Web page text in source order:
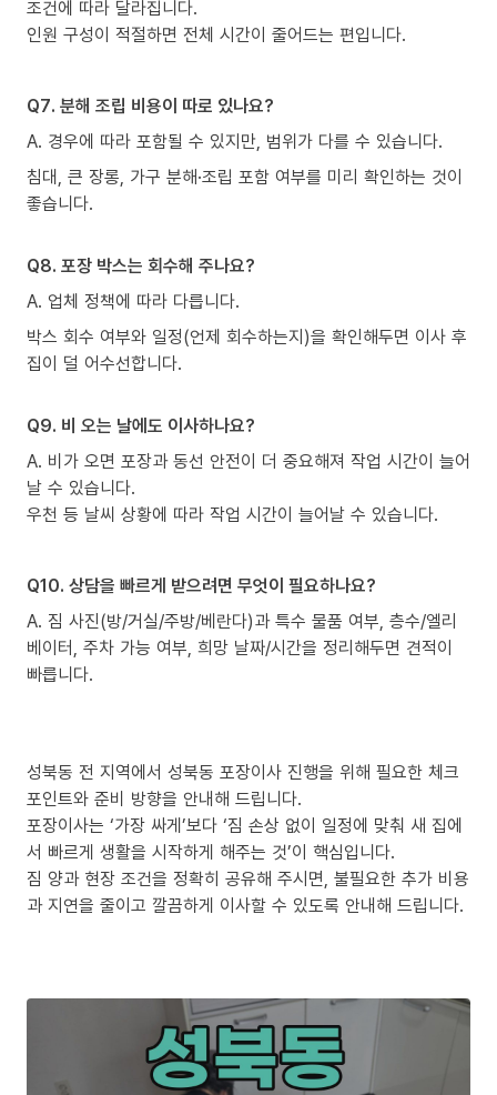
조건에 따라 달라집니다.
인원 구성이 적절하면 전체 시간이 줄어드는 편입니다.
Q7. 분해 조립 비용이 따로 있나요?
A. 경우에 따라 포함될 수 있지만, 범위가 다를 수 있습니다.
침대, 큰 장롱, 가구 분해·조립 포함 여부를 미리 확인하는 것이
좋습니다.
Q8. 포장 박스는 회수해 주나요?
A. 업체 정책에 따라 다릅니다.
박스 회수 여부와 일정(언제 회수하는지)을 확인해두면 이사 후
집이 덜 어수선합니다.
Q9. 비 오는 날에도 이사하나요?
A. 비가 오면 포장과 동선 안전이 더 중요해져 작업 시간이 늘어
날 수 있습니다.
우천 등 날씨 상황에 따라 작업 시간이 늘어날 수 있습니다.
Q10. 상담을 빠르게 받으려면 무엇이 필요하나요?
A. 짐 사진(방/거실/주방/베란다)과 특수 물품 여부, 층수/엘리
베이터, 주차 가능 여부, 희망 날짜/시간을 정리해두면 견적이
빠릅니다.
성북동 전 지역에서 성북동 포장이사 진행을 위해 필요한 체크
포인트와 준비 방향을 안내해 드립니다.
포장이사는 ‘가장 싸게’보다 ‘짐 손상 없이 일정에 맞춰 새 집에
서 빠르게 생활을 시작하게 해주는 것’이 핵심입니다.
짐 양과 현장 조건을 정확히 공유해 주시면, 불필요한 추가 비용
과 지연을 줄이고 깔끔하게 이사할 수 있도록 안내해 드립니다.